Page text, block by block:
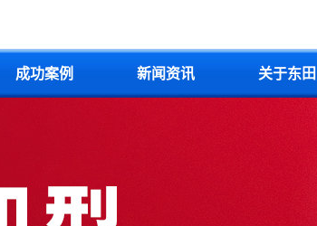
成功案例 新闻资讯 关于东田